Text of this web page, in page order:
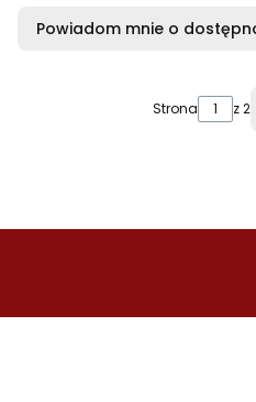
Powiadom mnie o
Strona z 2